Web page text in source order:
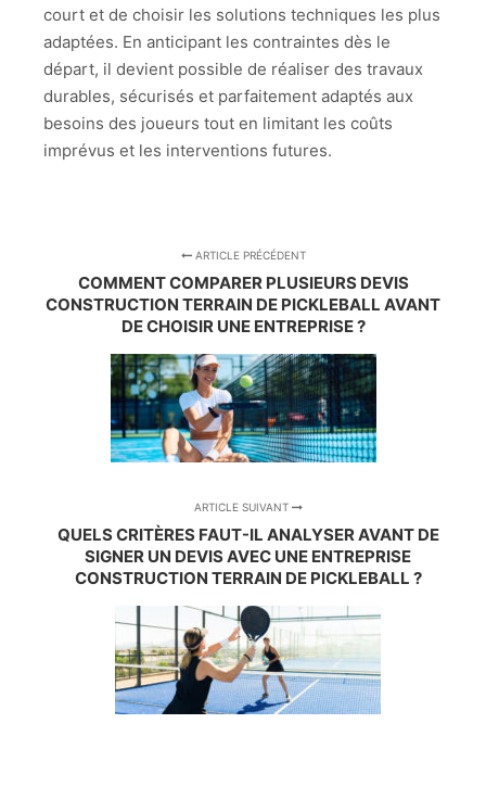
court et de choisir les solutions techniques les plus
adaptées. En anticipant les contraintes dès le
départ, il devient possible de réaliser des travaux
durables, sécurisés et parfaitement adaptés aux
besoins des joueurs tout en limitant les coûts
imprévus et les interventions futures.
ARTICLE PRÉCÉDENT
COMMENT COMPARER PLUSIEURS DEVIS
CONSTRUCTION TERRAIN DE PICKLEBALL AVANT
DE CHOISIR UNE ENTREPRISE ?
ARTICLE SUIVANT
QUELS CRITÈRES FAUT-IL ANALYSER AVANT DE
SIGNER UN DEVIS AVEC UNE ENTREPRISE
CONSTRUCTION TERRAIN DE PICKLEBALL ?